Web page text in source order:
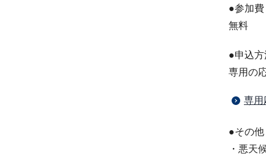
●参加費
無料
●申込方
専用の
専用
●その他
・悪天